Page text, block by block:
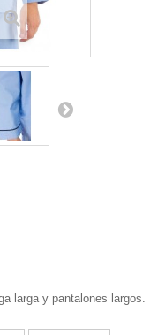
larga y pantalones largos.